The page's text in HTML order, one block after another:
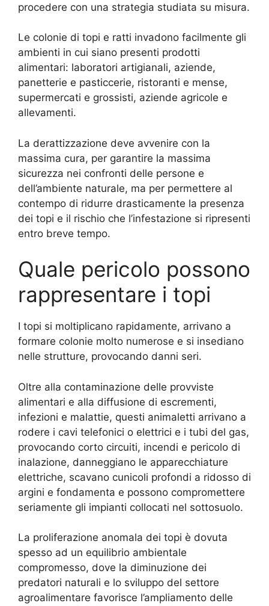
procedere con una strategia studiata su misura.
Le colonie di topi e ratti invadono facilmente gli
ambienti in cui siano presenti prodotti
alimentari: laboratori artigianali, aziende,
panetterie e pasticcerie, ristoranti e mense,
supermercati e grossisti, aziende agricole e
allevamenti.
La derattizzazione deve avvenire con la
massima cura, per garantire la massima
sicurezza nei confronti delle persone e
dell’ambiente naturale, ma per permettere al
contempo di ridurre drasticamente la presenza
dei topi e il rischio che l’infestazione si ripresenti
entro breve tempo.
Quale pericolo possono
rappresentare i topi
I topi si moltiplicano rapidamente, arrivano a
formare colonie molto numerose e si insediano
nelle strutture, provocando danni seri.
Oltre alla contaminazione delle provviste
alimentari e alla diffusione di escrementi,
infezioni e malattie, questi animaletti arrivano a
rodere i cavi telefonici o elettrici e i tubi del gas,
provocando corto circuiti, incendi e pericolo di
inalazione, danneggiano le apparecchiature
elettriche, scavano cunicoli profondi a ridosso di
argini e fondamenta e possono compromettere
seriamente gli impianti collocati nel sottosuolo.
La proliferazione anomala dei topi è dovuta
spesso ad un equilibrio ambientale
compromesso, dove la diminuzione dei
predatori naturali e lo sviluppo del settore
agroalimentare favorisce l’ampliamento delle